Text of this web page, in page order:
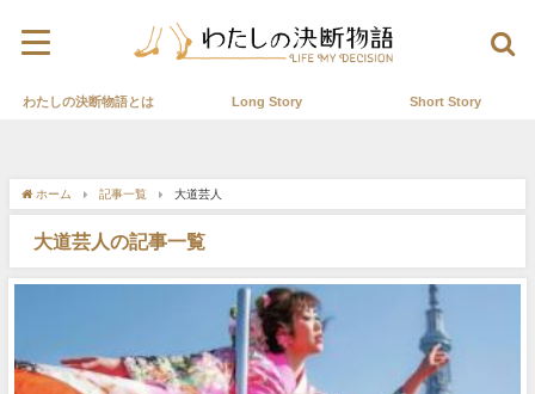
わたしの決断物語とは Long Story Short Story
ホーム 記事一覧 大道芸人
大道芸人の記事一覧